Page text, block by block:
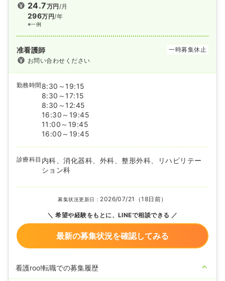
24.7万円/月
296万円/年
※一例
准看護師
一時募集休止
お問い合わせください
勤務時間 8:30～19:15
8:30～17:15
8:30～12:45
16:30～19:45
11:00～19:45
16:00～19:45
診療科目 内科、消化器科、外科、整形外科、リハビリテー
ション科
募集状況更新日： 2026/07/21（18日前）
希望や経験をもとに、LINEで相談できる
最新の募集状況を確認してみる
看護roo!転職での募集履歴